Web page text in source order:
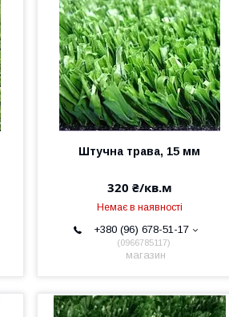
Штучна трава, 15 мм
320 ₴/кв.м
Немає в наявності
+380 (96) 678-51-17
0966785117
магазин